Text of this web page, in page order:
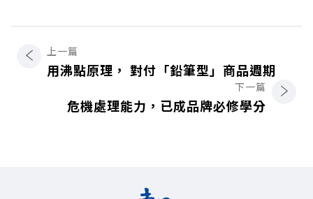
上一篇
用沸點原理， 對付「鉛筆型」商品週期
下一篇
危機處理能力，已成品牌必修學分